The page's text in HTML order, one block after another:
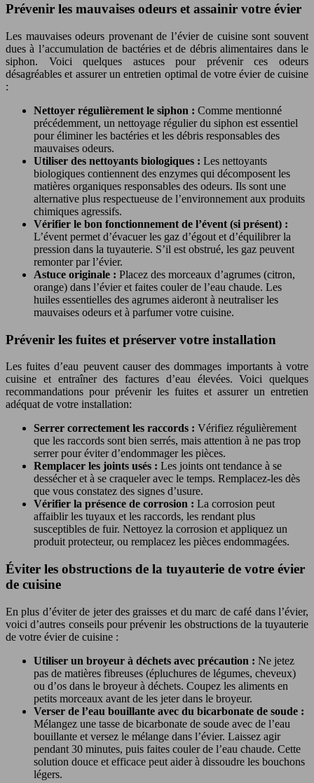
Prévenir les mauvaises odeurs et assainir votre évier
Les mauvaises odeurs provenant de l’évier de cuisine sont souvent
dues à l’accumulation de bactéries et de débris alimentaires dans le
siphon. Voici quelques astuces pour prévenir ces odeurs
désagréables et assurer un entretien optimal de votre évier de cuisine
:
Nettoyer régulièrement le siphon : Comme mentionné
précédemment, un nettoyage régulier du siphon est essentiel
pour éliminer les bactéries et les débris responsables des
mauvaises odeurs.
Utiliser des nettoyants biologiques : Les nettoyants
biologiques contiennent des enzymes qui décomposent les
matières organiques responsables des odeurs. Ils sont une
alternative plus respectueuse de l’environnement aux produits
chimiques agressifs.
Vérifier le bon fonctionnement de l’évent (si présent) :
L’évent permet d’évacuer les gaz d’égout et d’équilibrer la
pression dans la tuyauterie. S’il est obstrué, les gaz peuvent
remonter par l’évier.
Astuce originale : Placez des morceaux d’agrumes (citron,
orange) dans l’évier et faites couler de l’eau chaude. Les
huiles essentielles des agrumes aideront à neutraliser les
mauvaises odeurs et à parfumer votre cuisine.
Prévenir les fuites et préserver votre installation
Les fuites d’eau peuvent causer des dommages importants à votre
cuisine et entraîner des factures d’eau élevées. Voici quelques
recommandations pour prévenir les fuites et assurer un entretien
adéquat de votre installation:
Serrer correctement les raccords : Vérifiez régulièrement
que les raccords sont bien serrés, mais attention à ne pas trop
serrer pour éviter d’endommager les pièces.
Remplacer les joints usés : Les joints ont tendance à se
dessécher et à se craqueler avec le temps. Remplacez-les dès
que vous constatez des signes d’usure.
Vérifier la présence de corrosion : La corrosion peut
affaiblir les tuyaux et les raccords, les rendant plus
susceptibles de fuir. Nettoyez la corrosion et appliquez un
produit protecteur, ou remplacez les pièces endommagées.
Éviter les obstructions de la tuyauterie de votre évier
de cuisine
En plus d’éviter de jeter des graisses et du marc de café dans l’évier,
voici d’autres conseils pour prévenir les obstructions de la tuyauterie
de votre évier de cuisine :
Utiliser un broyeur à déchets avec précaution : Ne jetez
pas de matières fibreuses (épluchures de légumes, cheveux)
ou d’os dans le broyeur à déchets. Coupez les aliments en
petits morceaux avant de les jeter dans le broyeur.
Verser de l’eau bouillante avec du bicarbonate de soude :
Mélangez une tasse de bicarbonate de soude avec de l’eau
bouillante et versez le mélange dans l’évier. Laissez agir
pendant 30 minutes, puis faites couler de l’eau chaude. Cette
solution douce et efficace peut aider à dissoudre les bouchons
légers.